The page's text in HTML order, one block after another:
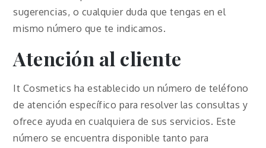
sugerencias, o cualquier duda que tengas en el
mismo número que te indicamos.
Atención al cliente
It Cosmetics ha establecido un número de teléfono
de atención específico para resolver las consultas y
ofrece ayuda en cualquiera de sus servicios. Este
número se encuentra disponible tanto para